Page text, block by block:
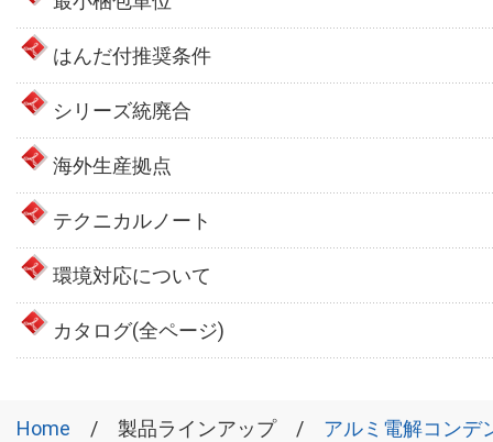
はんだ付推奨条件
シリーズ統廃合
海外生産拠点
テクニカルノート
環境対応について
カタログ(全ページ)
Home 製品ラインアップ アルミ電解コンデ